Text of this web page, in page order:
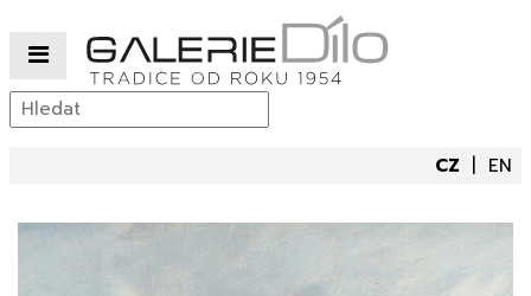
CZ EN